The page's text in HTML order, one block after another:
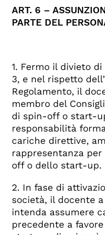
ART. 6 –
PARTE DEL
1. Fermo il divieto di
3, e nel rispetto
Regolamento, il
membro del
di spin-off o start-
responsabilità
cariche direttive,
rappresentanza
off o dello start-up.
2. In fase di
società, il docente
intenda assumere
precedente a